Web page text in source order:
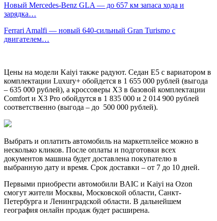
Новый Mercedes-Benz GLA — до 657 км запаса хода и
зарядка…
Ferrari Amalfi — новый 640-сильный Gran Turismo с
двигателем…
Цены на модели Kaiyi также радуют. Седан E5 с вариатором в
комплектации Luxury+ обойдется в 1 655 000 рублей (выгода
– 635 000 рублей), а кроссоверы X3 в базовой комплектации
Comfort и X3 Pro обойдутся в 1 835 000 и 2 014 900 рублей
соответственно (выгода – до 500 000 рублей).
Выбрать и оплатить автомобиль на маркетплейсе можно в
несколько кликов. После оплаты и подготовки всех
документов машина будет доставлена покупателю в
выбранную дату и время. Срок доставки – от 7 до 10 дней.
Первыми приобрести автомобили BAIC и Kaiyi на Ozon
смогут жители Москвы, Московской области, Санкт-
Петербурга и Ленинградской области. В дальнейшем
география онлайн продаж будет расширена.